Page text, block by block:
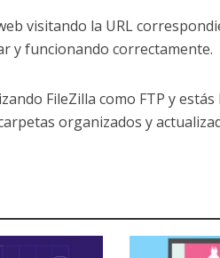
visitando la URL
y funcionando correctamente.
FileZilla como FTP y
organizados y